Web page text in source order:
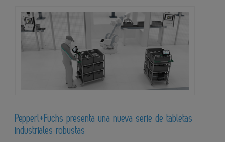
Pepperl+Fuchs presenta una nueva serie de tabletas
industriales robustas